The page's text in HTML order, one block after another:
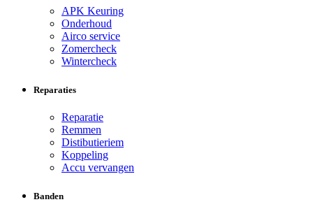
APK Keuring
Onderhoud
Airco service
Zomercheck
Wintercheck
Reparaties
Reparatie
Remmen
Distibutieriem
Koppeling
Accu vervangen
Banden